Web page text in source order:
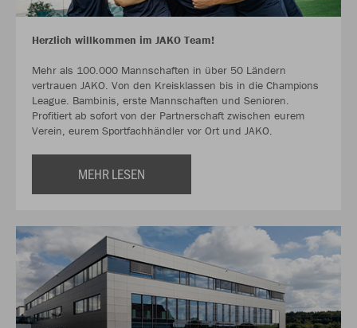
Herzlich willkommen im JAKO Team!
Mehr als 100.000 Mannschaften in über 50 Ländern
vertrauen JAKO. Von den Kreisklassen bis in die Champions
League. Bambinis, erste Mannschaften und Senioren.
Profitiert ab sofort von der Partnerschaft zwischen eurem
Verein, eurem Sportfachhändler vor Ort und JAKO.
MEHR LESEN